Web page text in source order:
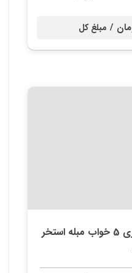
مبلغ کل
ویلا باغ دوبلکس 400 متری 5 خواب مبله استخر